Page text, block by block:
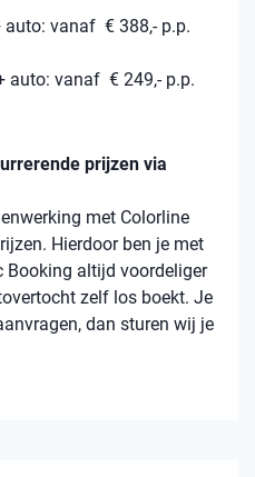
auto: vanaf € 388,- p.p.
auto: vanaf € 249,- p.p.
prijzen via
met Colorline
Hierdoor ben je met
Booking altijd voordeliger
zelf los boekt. Je
dan sturen wij je